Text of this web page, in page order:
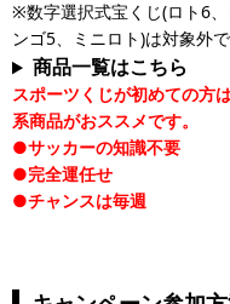
末頃にポイントを贈呈しま
せんので、予めご了承くだ
可能性がございます）。
※応募状況についてのお問
ご了承ください。
※数字選択式宝くじ(ロト6
ンゴ5、ミニロト)は対象外で
商品一覧はこちら
スポーツくじが初めての方
系商品がおススメです。
●サッカーの知識不要
●完全運任せ
●チャンスは毎週